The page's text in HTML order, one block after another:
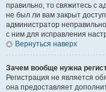
правильно, то свяжитесь с
не был ли вам закрыт
администратор
с ним для исправления
Вернуться наверх
Зачем вообще нужна
Регистрация не является
она предоставляет